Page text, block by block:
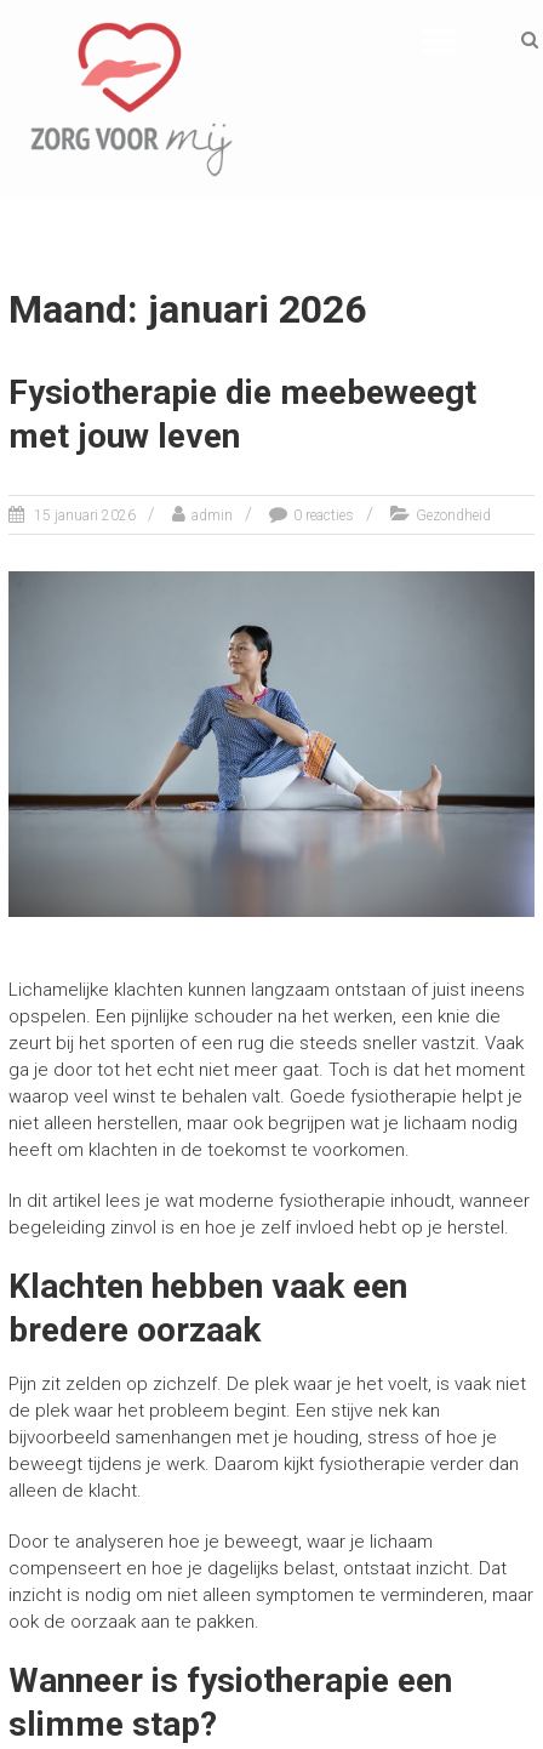
ZORG VOOR MIJ
Informatief
Maand: januari 2026
Fysiotherapie die meebeweegt
met jouw leven
15 januari 2026 admin 0 reacties Gezondheid
Lichamelijke klachten kunnen langzaam ontstaan of juist ineens
opspelen. Een pijnlijke schouder na het werken, een knie die
zeurt bij het sporten of een rug die steeds sneller vastzit. Vaak
ga je door tot het echt niet meer gaat. Toch is dat het moment
waarop veel winst te behalen valt. Goede fysiotherapie helpt je
niet alleen herstellen, maar ook begrijpen wat je lichaam nodig
heeft om klachten in de toekomst te voorkomen.
In dit artikel lees je wat moderne fysiotherapie inhoudt, wanneer
begeleiding zinvol is en hoe je zelf invloed hebt op je herstel.
Klachten hebben vaak een
bredere oorzaak
Pijn zit zelden op zichzelf. De plek waar je het voelt, is vaak niet
de plek waar het probleem begint. Een stijve nek kan
bijvoorbeeld samenhangen met je houding, stress of hoe je
beweegt tijdens je werk. Daarom kijkt fysiotherapie verder dan
alleen de klacht.
Door te analyseren hoe je beweegt, waar je lichaam
compenseert en hoe je dagelijks belast, ontstaat inzicht. Dat
inzicht is nodig om niet alleen symptomen te verminderen, maar
ook de oorzaak aan te pakken.
Wanneer is fysiotherapie een
slimme stap?